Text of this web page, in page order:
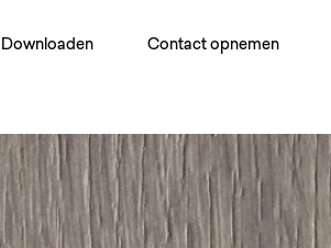
Downloaden Contact opnemen